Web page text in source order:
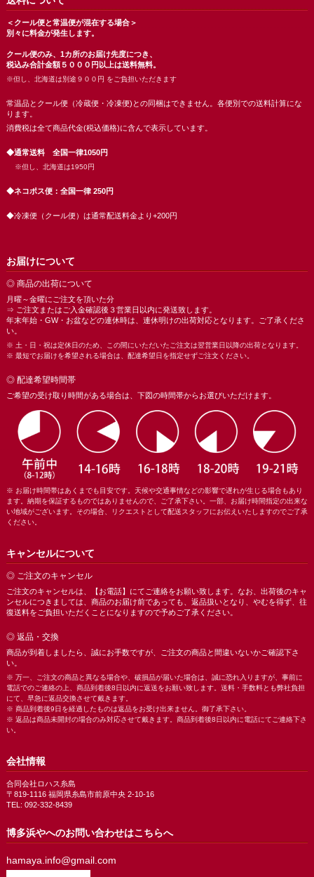
＜クール便と常温便が混在する場合＞
別々に料金が発生します。
クール便のみ、1カ所のお届け先度につき、
税込み合計金額５０００円以上は送料無料。
※但し、北海道は別途９００円 をご負担いただきます
常温品とクール便（冷蔵便・冷凍便)との同梱はできません。各便別での送料計算にな
ります。
消費税は全て商品代金(税込価格)に含んで表示しています。
◆通常送料 全国一律1050円
※但し、北海道は1950円
◆ネコポス便：全国一律 250円
◆冷凍便（クール便）は通常配送料金より+200円
お届けについて
◎ 商品の出荷について
月曜～金曜にご注文を頂いた分
⇒ ご注文またはご入金確認後３営業日以内に発送致します。
年末年始・GW・お盆などの連休時は、連休明けの出荷対応となります。ご了承くださ
い。
※ 土・日・祝は定休日のため、この間にいただいたご注文は翌営業日以降の出荷となります。
※ 最短でお届けを希望される場合は、配達希望日を指定せずご注文ください。
◎ 配達希望時間帯
ご希望の受け取り時間がある場合は、下図の時間帯からお選びいただけます。
※ お届け時間帯はあくまでも目安です。天候や交通事情などの影響で遅れが生じる場合もあり
ます。納期を保証するものではありませんので、ご了承下さい。一部、お届け時間指定の出来な
い地域がございます。その場合、リクエストとして配送スタッフにお伝えいたしますのでご了承
ください。
キャンセルについて
◎ ご注文のキャンセル
ご注文のキャンセルは、【お電話】にてご連絡をお願い致します。なお、出荷後のキャ
ンセルにつきましては、商品のお届け前であっても、返品扱いとなり、やむを得ず、往
復送料をご負担いただくことになりますので予めご了承ください。
◎ 返品・交換
商品が到着しましたら、誠にお手数ですが、ご注文の商品と間違いないかご確認下さ
い。
※ 万一、ご注文の商品と異なる場合や、破損品が届いた場合は、誠に恐れ入りますが、事前に
電話でのご連絡の上、商品到着後8日以内に返送をお願い致します。送料・手数料とも弊社負担
にて、早急に返品交換させて戴きます。
※ 商品到着後9日を経過したものは返品をお受け出来ません。御了承下さい。
※ 返品は商品未開封の場合のみ対応させて戴きます。商品到着後8日以内に電話にてご連絡下さ
い。
会社情報
合同会社ロハス糸島
〒819-1116 福岡県糸島市前原中央 2-10-16
TEL: 092-332-8439
博多浜やへのお問い合わせはこちらへ
hamaya.info@gmail.com